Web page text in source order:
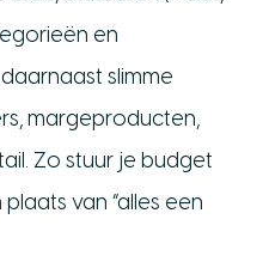
en
slimme
margeproducten,
Zo stuur je budget
van “alles een